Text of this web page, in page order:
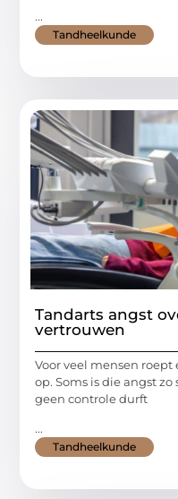
...
Tandheelkunde
Tandarts angst
vertrouwen
Voor veel mensen
op. Soms is die angst
geen controle durft
...
Tandheelkunde